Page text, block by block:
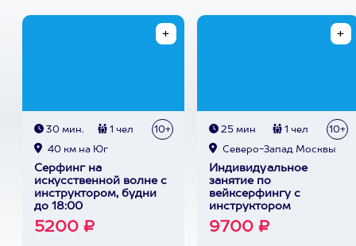
30 мин. 1 чел 10+
40 км на Юг
Серфинг на
искусственной волне с
инструктором, будни
до 18:00
5200 ₽
25 мин 1 чел 10+
Северо-Запад Москвы
Индивидуальное
занятие по
вейксерфингу с
инструктором
9700 ₽